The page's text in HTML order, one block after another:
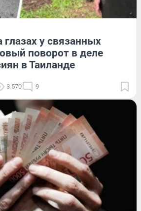
глазах у связанных
поворот в деле
в Таиланде
3 570 9